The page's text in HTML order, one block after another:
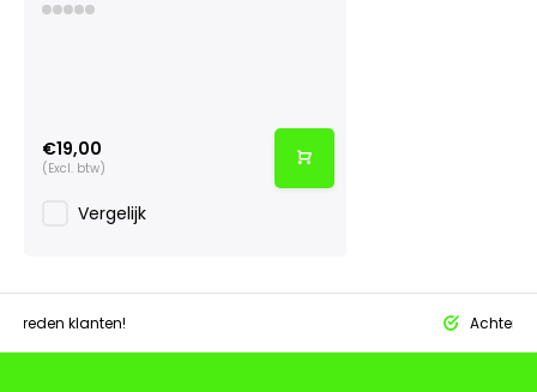
€19,00
(Excl. btw)
Vergelijk
klanten! Achteraf